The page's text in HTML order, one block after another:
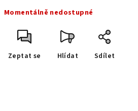
cena:
Momentálně nedostupné
Zeptat se Hlídat Sdílet